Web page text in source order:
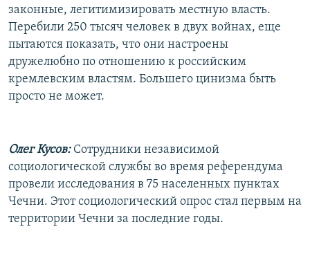
законные, легитимизировать местную власть.
Перебили 250 тысяч человек в двух войнах, еще
пытаются показать, что они настроены
дружелюбно по отношению к российским
кремлевским властям. Большего цинизма быть
просто не может.
Олег Кусов:Сотрудники независимой
социологической службы во время референдума
провели исследования в 75 населенных пунктах
Чечни. Этот социологический опрос стал первым на
территории Чечни за последние годы.